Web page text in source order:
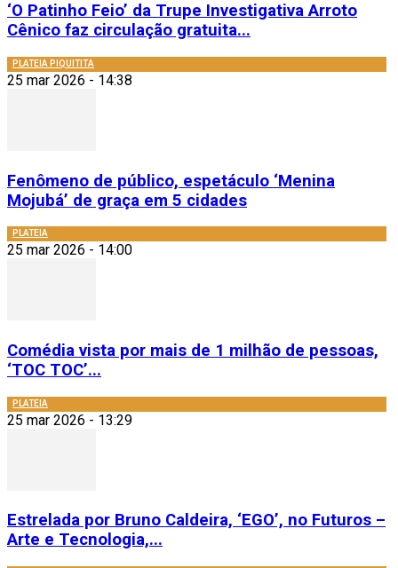
‘O Patinho Feio’ da Trupe Investigativa Arroto
Cênico faz circulação gratuita...
PLATEIA PIQUITITA
25 mar 2026 - 14:38
Fenômeno de público, espetáculo ‘Menina
Mojubá’ de graça em 5 cidades
PLATEIA
25 mar 2026 - 14:00
Comédia vista por mais de 1 milhão de pessoas,
‘TOC TOC’...
PLATEIA
25 mar 2026 - 13:29
Estrelada por Bruno Caldeira, ‘EGO’, no Futuros –
Arte e Tecnologia,...